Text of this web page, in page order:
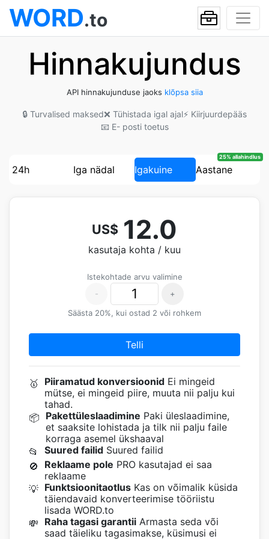
WORD.to
Hinnakujundus
API hinnakujunduse jaoks klõpsa siia
🔒 Turvalised maksed❌ Tühistada igal ajal⚡ Kiirjuurdepääs
📧 E- posti toetus
24h Iga nädal Igakuine Aastane
25% allahindlus
US$ 12.0
kasutaja kohta / kuu
Istekohtade arvu valimine
-
+
Säästa 20%, kui ostad 2 või rohkem
Telli
🥇 Piiramatud konversioonid Ei mingeid
mütse, ei mingeid piire, muuta nii palju kui
tahad.
📦 Pakettüleslaadimine Paki üleslaadimine,
et saaksite lohistada ja tilk nii palju faile
korraga asemel ükshaaval
📂
Suured failid Suured failid
🚫
Reklaame pole PRO kasutajad ei saa
reklaame
💡 Funktsioonitaotlus Kas on võimalik küsida
täiendavaid konverteerimise tööriistu
lisada WORD.to
💸 Raha tagasi garantii Armasta seda või
saad täieliku tagasimakse, küsimusi ei